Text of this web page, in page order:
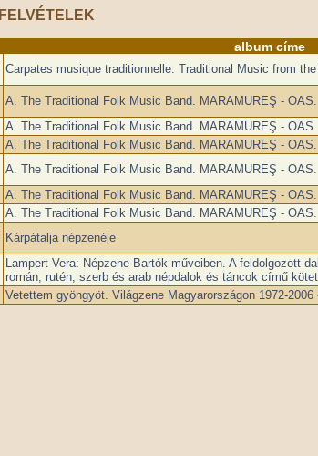
FELVÉTELEK
album címe
Carpates musique traditionnelle. Traditional Music from
A. The Traditional Folk Music Band. MARAMUREŞ - OAS.
A. The Traditional Folk Music Band. MARAMUREŞ - OAS.
A. The Traditional Folk Music Band. MARAMUREŞ - OAS.
A. The Traditional Folk Music Band. MARAMUREŞ - OAS.
A. The Traditional Folk Music Band. MARAMUREŞ - OAS.
A. The Traditional Folk Music Band. MARAMUREŞ - OAS.
Kárpátalja népzenéje
Lampert Vera: Népzene Bartók műveiben. A feldolgozott
román, rutén, szerb és arab népdalok és táncok című
Vetettem gyöngyöt. Világzene Magyarországon 1972-